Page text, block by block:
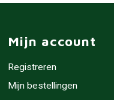
Mijn account
Registreren
Mijn bestellingen